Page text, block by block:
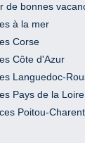
de bonnes
à la mer
Corse
Côte d'Azur
Languedoc-
Pays de la
Poitou-